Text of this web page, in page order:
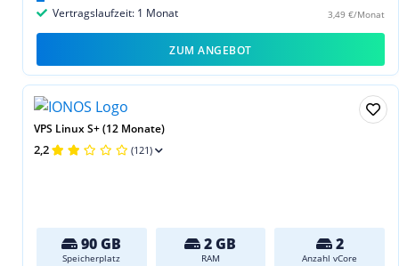
3,49 €/Monat
Vertragslaufzeit: 1 Monat
ZUM ANGEBOT
VPS Linux S+ (12 Monate)
2,2 (121)
90 GB
Speicherplatz
2 GB
RAM
2
Anzahl vCore